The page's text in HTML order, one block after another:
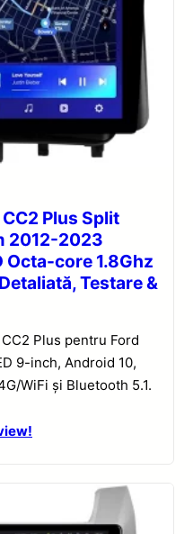
Plus Split
2012-2023
Octa-core 1.8Ghz
Testare &
Plus pentru Ford
9-inch, Android 10,
WiFi și Bluetooth 5.1.